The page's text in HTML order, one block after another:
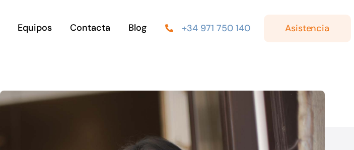
Equipos Contacta Blog +34 971 750 140 Asistencia